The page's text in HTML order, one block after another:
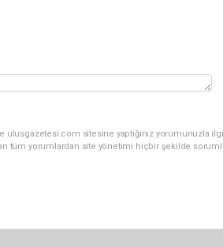
ulusgazetesi.com sitesine yaptığınız yorumunuzla
tüm yorumlardan site yönetimi hiçbir şekilde